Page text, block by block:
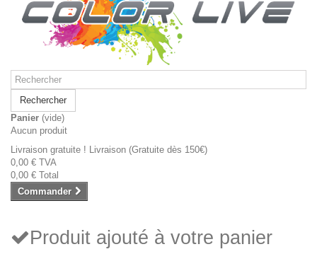
Rechercher
Panier (vide)
Aucun produit
Livraison gratuite ! Livraison (Gratuite dès 150€)
0,00 € TVA
0,00 € Total
Commander
Produit ajouté à votre panier